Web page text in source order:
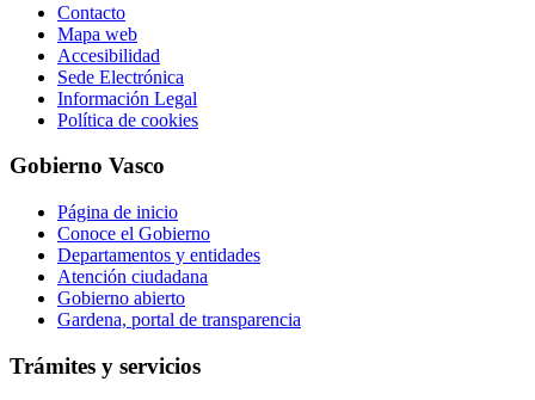
Contacto
Mapa web
Accesibilidad
Sede Electrónica
Información Legal
Política de cookies
Gobierno Vasco
Página de inicio
Conoce el Gobierno
Departamentos y entidades
Atención ciudadana
Gobierno abierto
Gardena, portal de transparencia
Trámites y servicios